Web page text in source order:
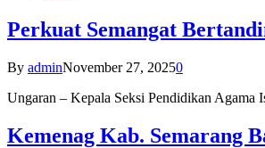
Perkuat Semangat
By adminNovember 27, 20250
Ungaran – Kepala Seksi Pendidikan
Kemenag Kab. Semarang